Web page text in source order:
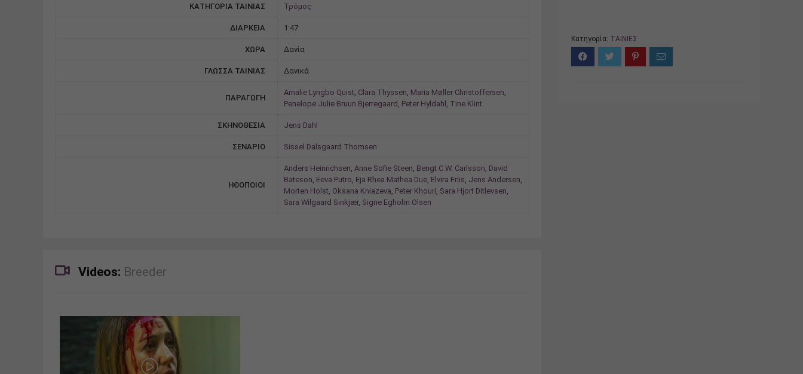
ΚΑΤΗΓΟΡΙΑ ΤΑΙΝΙΑΣ Τρόμος
ΔΙΑΡΚΕΙΑ 1:47
ΧΩΡΑ Δανία
ΓΛΩΣΣΑ ΤΑΙΝΙΑΣ Δανικά
ΠΑΡΑΓΩΓΗ
Amalie Lyngbo Quist Clara Thyssen Maria Møller Christoffersen
Penelope Julie Bruun Bjerregaard Peter Hyldahl Tine Klint
ΣΚΗΝΟΘΕΣΙΑ Jens Dahl
ΣΕΝΑΡΙΟ Sissel Dalsgaard Thomsen
ΗΘΟΠΟΙΟΙ
Anders Heinrichsen Anne Sofie Steen Bengt C.W. Carlsson David
Bateson Eeva Putro Eja Rhea Mathea Due Elvira Friis Jens Andersen
Morten Holst Oksana Kniazeva Peter Khouri Sara Hjort Ditlevsen
Sara Wilgaard Sinkjær, Signe Egholm Olsen
Videos: Breeder
Κατηγορία: ΤΑΙΝΙΕΣ